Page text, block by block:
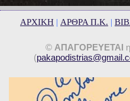
ΑΡΧΙΚΗ | ΑΡΘΡΑ Π.Κ. |
© ΑΠΑΓΟΡΕΥΕΤΑΙ
(